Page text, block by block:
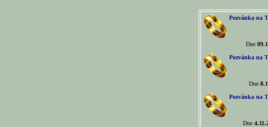
Pozvánka na
Dne
Pozvánka na
Dne
Pozvánka na
Dne